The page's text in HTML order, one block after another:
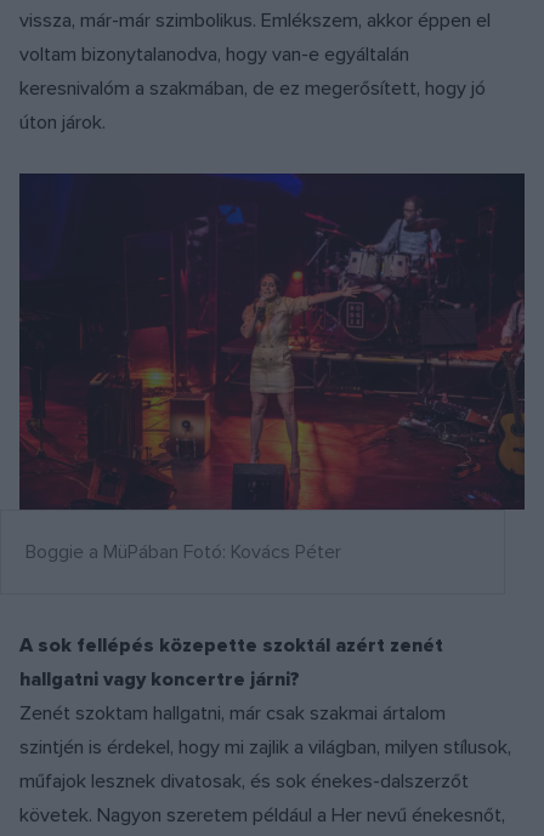
vissza, már-már szimbolikus. Emlékszem, akkor éppen el
voltam bizonytalanodva, hogy van-e egyáltalán
keresnivalóm a szakmában, de ez megerősített, hogy jó
úton járok.
Boggie a MüPában Fotó: Kovács Péter
A sok fellépés közepette szoktál azért zenét
hallgatni vagy koncertre járni?
Zenét szoktam hallgatni, már csak szakmai ártalom
szintjén is érdekel, hogy mi zajlik a világban, milyen stílusok,
műfajok lesznek divatosak, és sok énekes-dalszerzőt
követek. Nagyon szeretem például a Her nevű énekesnőt,